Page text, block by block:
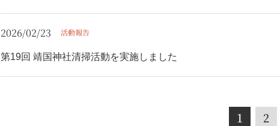
2026/02/23 活動報告
第19回 靖国神社清掃活動を実施しました
1 2